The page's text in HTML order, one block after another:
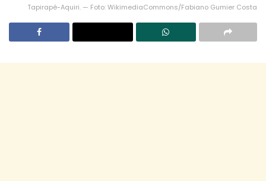
Tapirapé-Aquiri. — Foto: WikimediaCommons/Fabiano Gumier Costa